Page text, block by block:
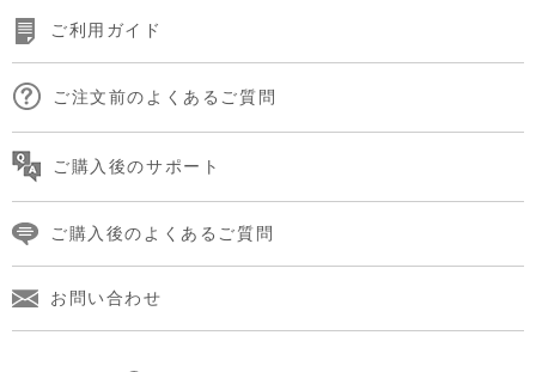
ご利用ガイド
ご注文前のよくあるご質問
ご購入後のサポート
ご購入後のよくあるご質問
お問い合わせ